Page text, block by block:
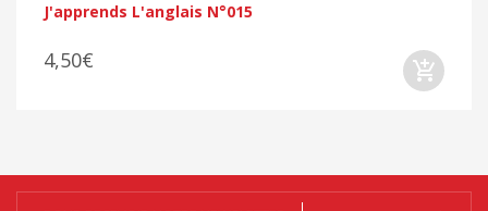
J'apprends L'anglais N°015
4,50€